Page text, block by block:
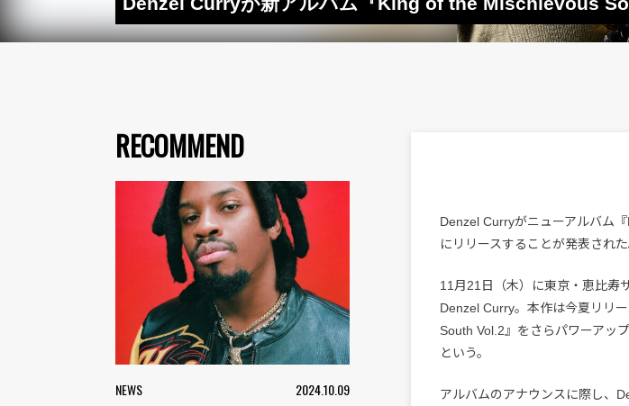
RECOMMEND
NEWS 2024.10.09
Denzel Curryがニューアルバム
にリリースすることが発表された
11月21日（木）に東京・恵比寿
Denzel Curry。本作は今夏リリ
South Vol.2』をさらパワーアッ
という。
アルバムのアナウンスに際し、